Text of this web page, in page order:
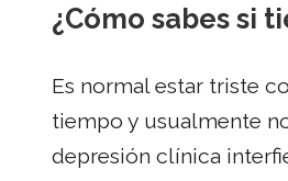
¿Cómo sabes si
Es normal estar triste
tiempo y usualmente
depresión clínica